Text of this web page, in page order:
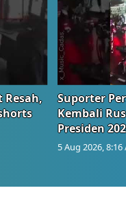
Resah,
Suporter
Kembali
Presiden
5 Aug 2026, 8:16